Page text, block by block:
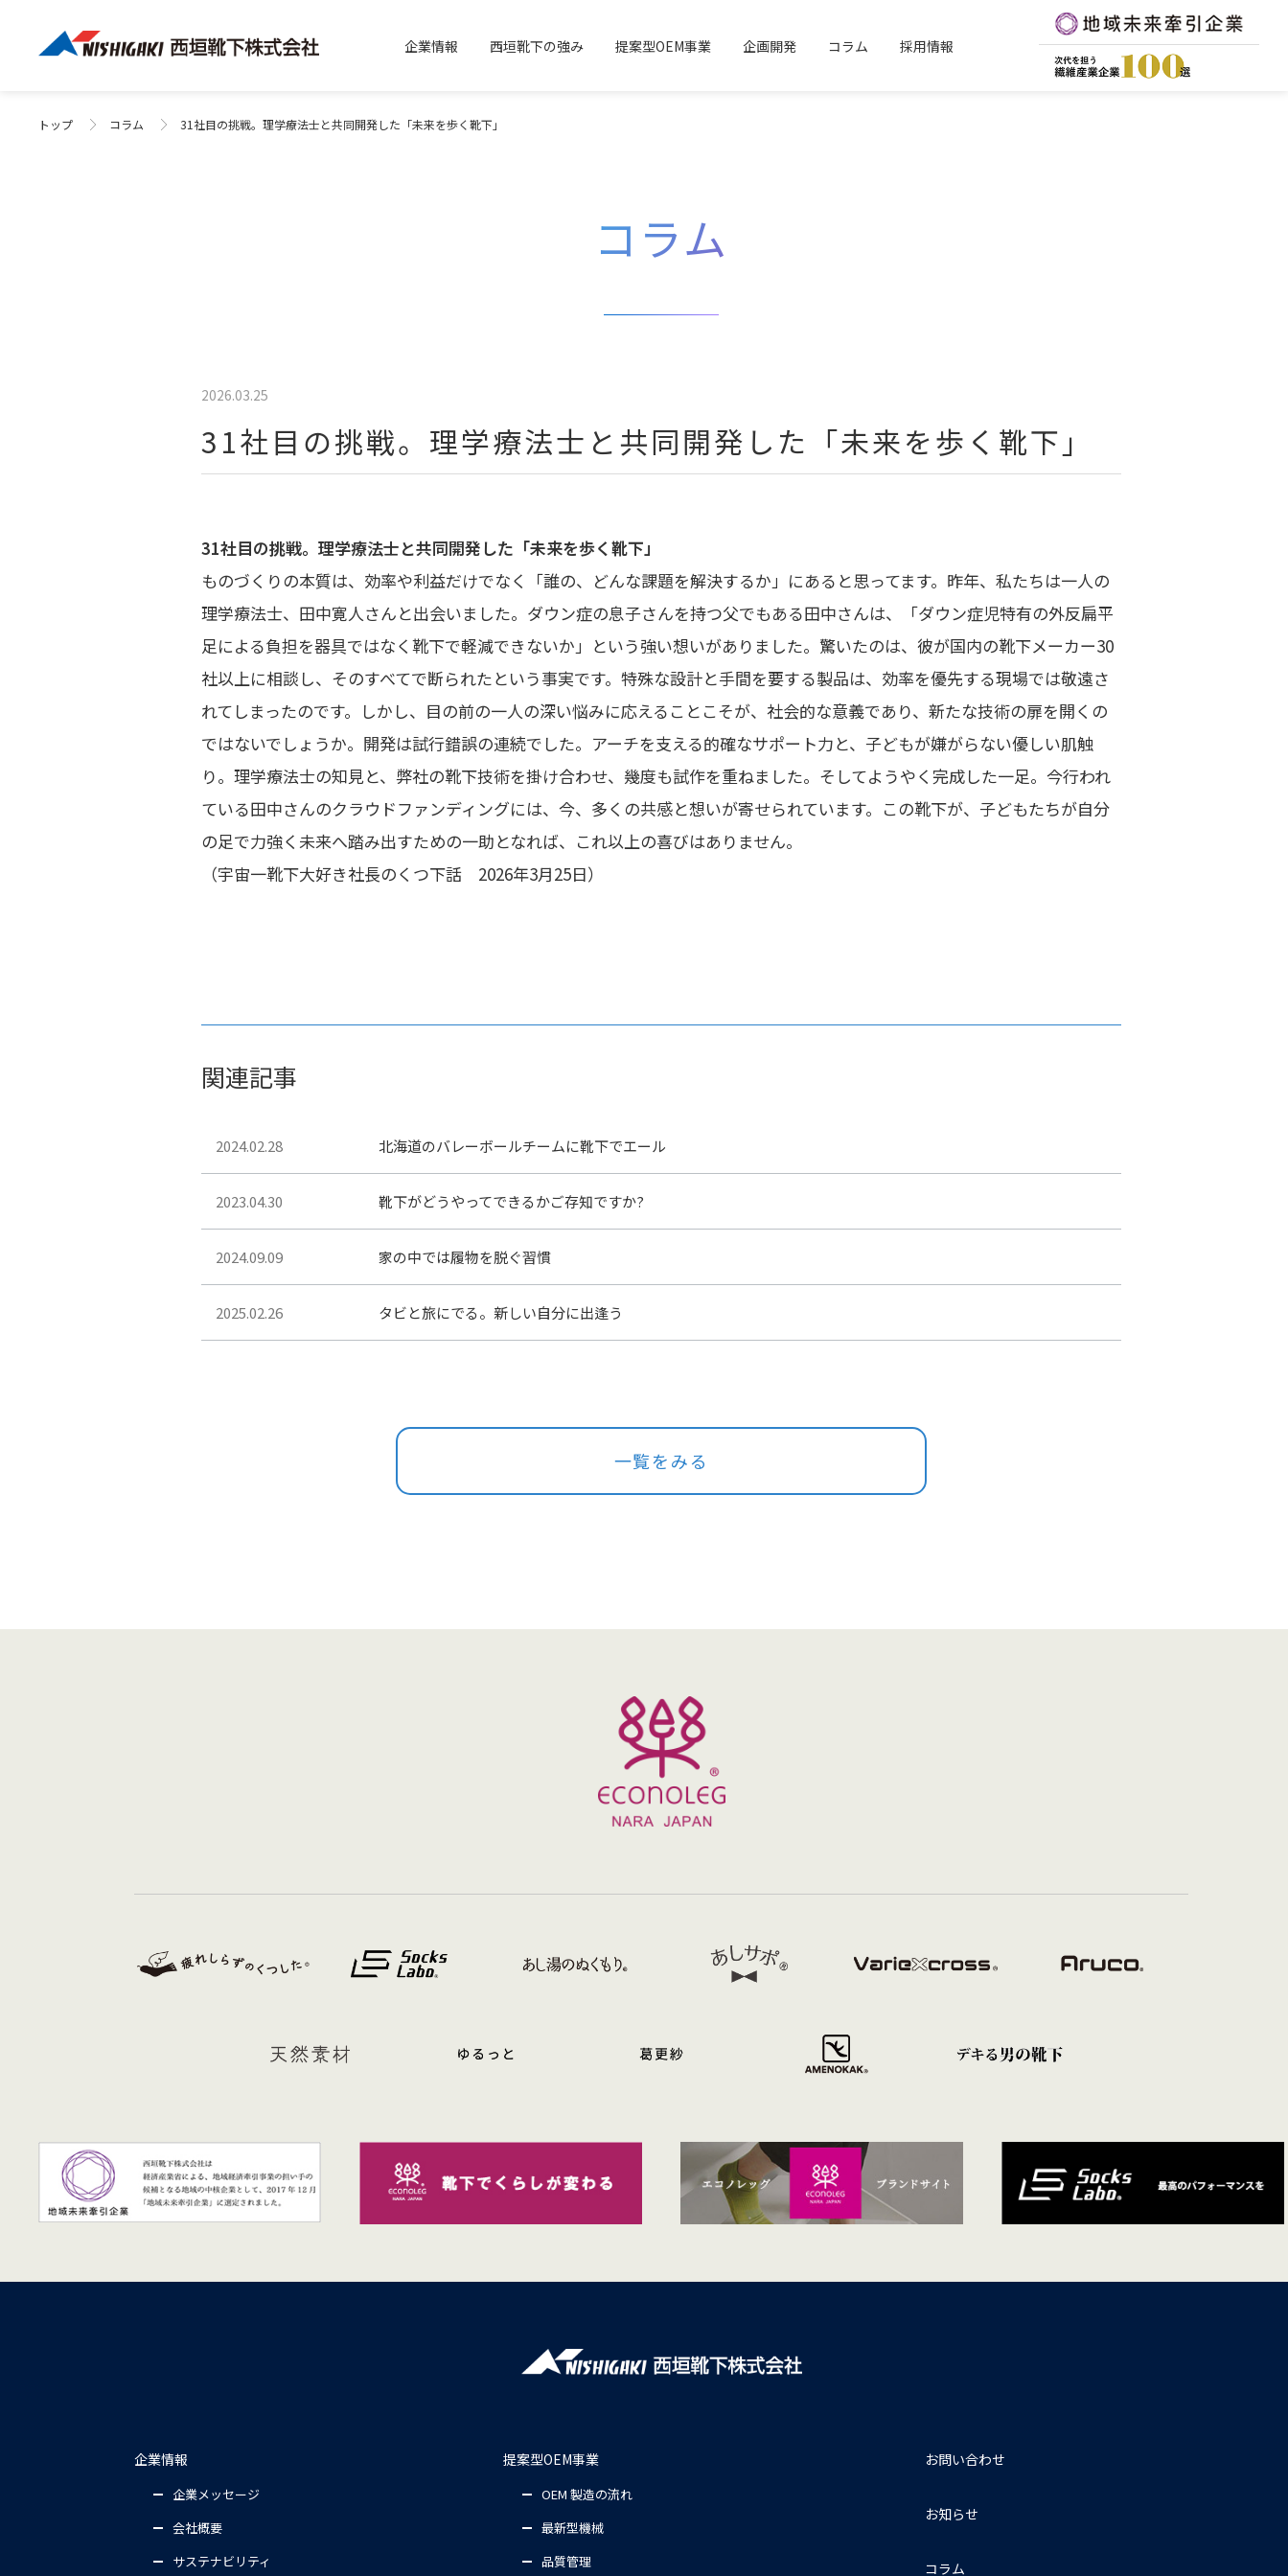
企業情報 西垣靴下の強み 提案型OEM事業 企画開発 コラム 採用情報
トップ コラム 31社目の挑戦。理学療法士と共同開発した「未来を歩く靴下」
コラム
2026.03.25
31社目の挑戦。理学療法士と共同開発した「未来を歩く靴下」
31社目の挑戦。理学療法士と共同開発した「未来を歩く靴下」
ものづくりの本質は、効率や利益だけでなく「誰の、どんな課題を解決するか」にあると思ってます。昨年、私たちは一人の
理学療法士、田中寛人さんと出会いました。ダウン症の息子さんを持つ父でもある田中さんは、「ダウン症児特有の外反扁平
足による負担を器具ではなく靴下で軽減できないか」という強い想いがありました。驚いたのは、彼が国内の靴下メーカー30
社以上に相談し、そのすべてで断られたという事実です。特殊な設計と手間を要する製品は、効率を優先する現場では敬遠さ
れてしまったのです。しかし、目の前の一人の深い悩みに応えることこそが、社会的な意義であり、新たな技術の扉を開くの
ではないでしょうか。開発は試行錯誤の連続でした。アーチを支える的確なサポート力と、子どもが嫌がらない優しい肌触
り。理学療法士の知見と、弊社の靴下技術を掛け合わせ、幾度も試作を重ねました。そしてようやく完成した一足。今行われ
ている田中さんのクラウドファンディングには、今、多くの共感と想いが寄せられています。この靴下が、子どもたちが自分
の足で力強く未来へ踏み出すための一助となれば、これ以上の喜びはありません。
（宇宙一靴下大好き社長のくつ下話 2026年3月25日）
関連記事
2024.02.28 北海道のバレーボールチームに靴下でエール
2023.04.30 靴下がどうやってできるかご存知ですか?
2024.09.09 家の中では履物を脱ぐ習慣
2025.02.26 タビと旅にでる。新しい自分に出逢う
一覧をみる
企業情報
企業メッセージ
会社概要
サステナビリティ
提案型OEM事業
OEM 製造の流れ
最新型機械
品質管理
お問い合わせ
お知らせ
コラム